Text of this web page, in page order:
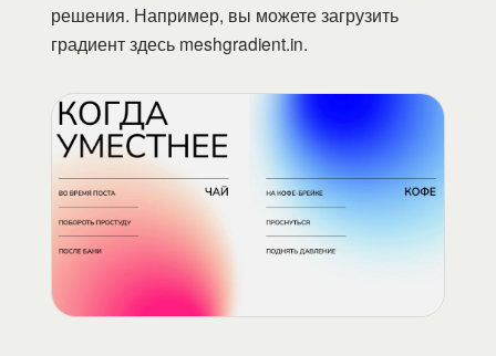
решения. Например, вы можете загрузить
градиент здесь meshgradient.in.